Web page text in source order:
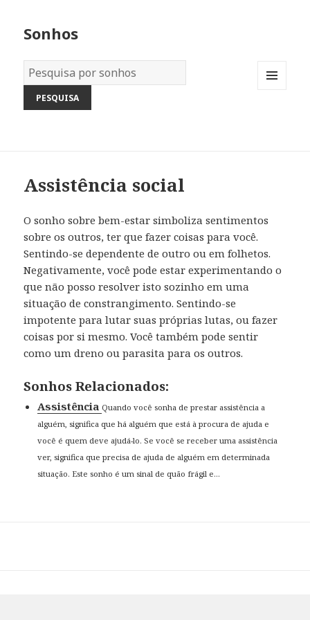
Sonhos
Dicionário
dos
Sonhos:
Assistência social
O sonho sobre bem-estar simboliza sentimentos
sobre os outros, ter que fazer coisas para você.
Sentindo-se dependente de outro ou em folhetos.
Negativamente, você pode estar experimentando o
que não posso resolver isto sozinho em uma
situação de constrangimento. Sentindo-se
impotente para lutar suas próprias lutas, ou fazer
coisas por si mesmo. Você também pode sentir
como um dreno ou parasita para os outros.
Sonhos Relacionados:
AssistênciaQuando você sonha de prestar assistência a
alguém, significa que há alguém que está à procura de ajuda e
você é quem deve ajudá-lo. Se você se receber uma assistência
ver, significa que precisa de ajuda de alguém em determinada
situação. Este sonho é um sinal de quão frágil e...